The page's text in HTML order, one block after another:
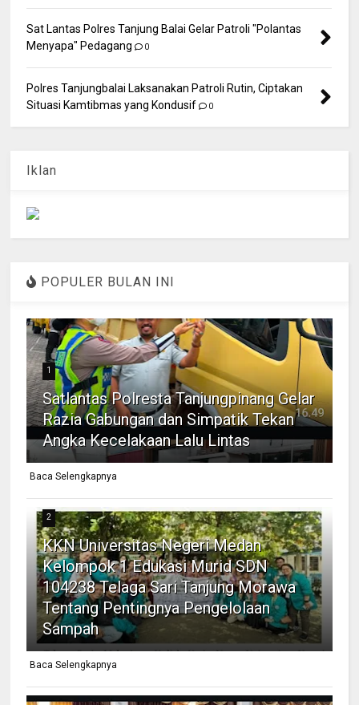
Sat Lantas Polres Tanjung Balai Gelar Patroli "Polantas
Menyapa" Pedagang
0
Polres Tanjungbalai Laksanakan Patroli Rutin, Ciptakan
Situasi Kamtibmas yang Kondusif
0
Iklan
POPULER BULAN INI
1
Satlantas Polresta Tanjungpinang Gelar
Razia Gabungan dan Simpatik Tekan
Angka Kecelakaan Lalu Lintas
Baca Selengkapnya
2
KKN Universitas Negeri Medan
Kelompok 1 Edukasi Murid SDN
104238 Telaga Sari Tanjung Morawa
Tentang Pentingnya Pengelolaan
Sampah
Baca Selengkapnya